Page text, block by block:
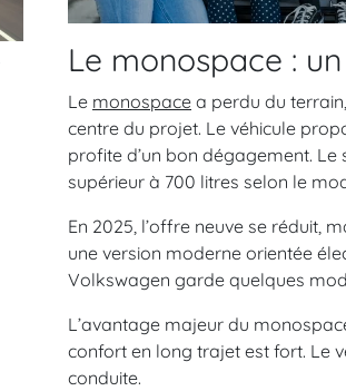
Le monospace :
Le monospace a perdu du
centre du projet. Le véhicule
profite d’un bon dégagement.
supérieur à 700 litres selon le
En 2025, l’offre neuve se réduit,
une version moderne orientée
Volkswagen garde quelques
L’avantage majeur du
confort en long trajet est fort. Le
conduite.